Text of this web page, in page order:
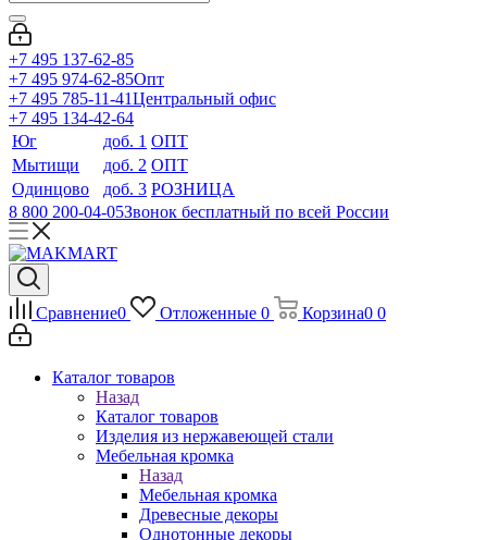
+7 495 137-62-85
+7 495 974-62-85Опт
+7 495 785-11-41Центральный офис
+7 495 134-42-64
Юг
доб. 1 ОПТ
Мытищи
доб. 2 ОПТ
Одинцово
доб. 3 РОЗНИЦА
8 800 200-04-05Звонок бесплатный по всей России
Сравнение0 Отложенные 0 Корзина0 0
Каталог товаров
Назад
Каталог товаров
Изделия из нержавеющей стали
Мебельная кромка
Назад
Мебельная кромка
Древесные декоры
Однотонные декоры